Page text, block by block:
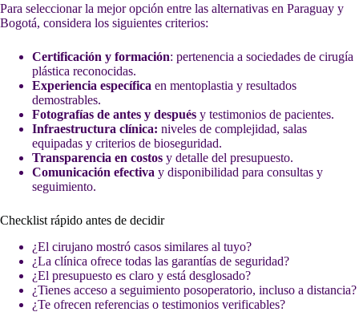
Para seleccionar la mejor opción entre las alternativas en Paraguay y
Bogotá, considera los siguientes criterios:
Certificación y formación: pertenencia a sociedades de cirugía
plástica reconocidas.
Experiencia específica en mentoplastia y resultados
demostrables.
Fotografías de antes y después y testimonios de pacientes.
Infraestructura clínica: niveles de complejidad, salas
equipadas y criterios de bioseguridad.
Transparencia en costos y detalle del presupuesto.
Comunicación efectiva y disponibilidad para consultas y
seguimiento.
Checklist rápido antes de decidir
¿El cirujano mostró casos similares al tuyo?
¿La clínica ofrece todas las garantías de seguridad?
¿El presupuesto es claro y está desglosado?
¿Tienes acceso a seguimiento posoperatorio, incluso a distancia?
¿Te ofrecen referencias o testimonios verificables?